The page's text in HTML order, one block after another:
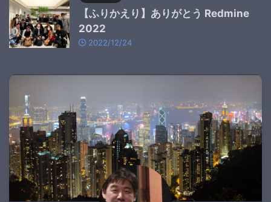
【ふりかえり】ありがとう Redmine
2022
2022/12/24